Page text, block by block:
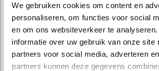
We gebruiken cookies om content en
personaliseren, om functies voor social
en om ons websiteverkeer te
informatie over uw gebruik van onze site
partners voor social media, adverteren
partners kunnen deze gegevens
DEEL DIT FILMPJE